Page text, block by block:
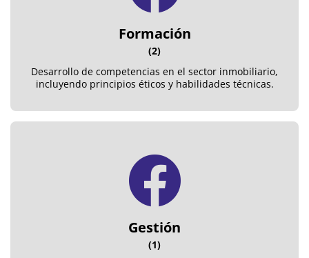
Formación
(2)
Desarrollo de competencias en el sector inmobiliario,
incluyendo principios éticos y habilidades técnicas.
Gestión
(1)